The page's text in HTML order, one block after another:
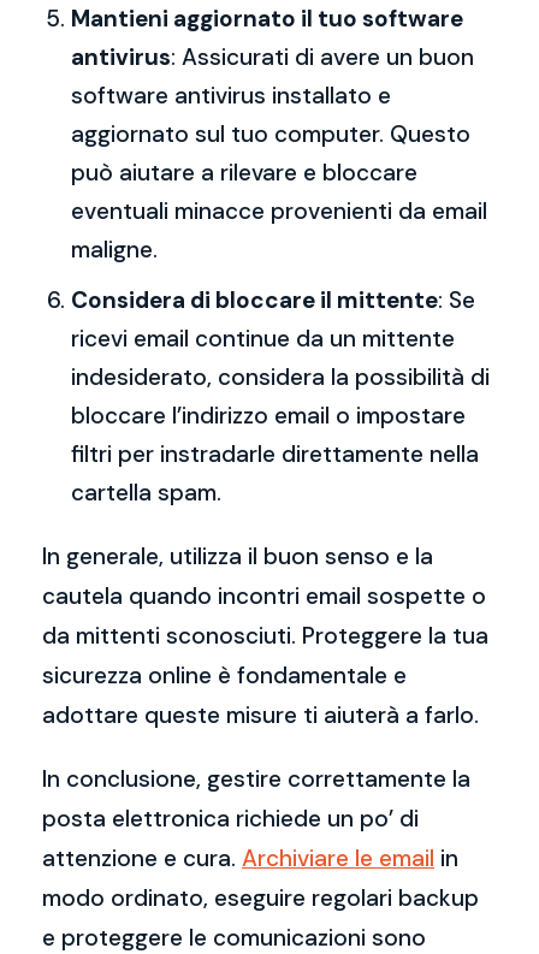
Mantieni aggiornato il tuo software
antivirus: Assicurati di avere un buon
software antivirus installato e
aggiornato sul tuo computer. Questo
può aiutare a rilevare e bloccare
eventuali minacce provenienti da email
maligne.
Considera di bloccare il mittente: Se
ricevi email continue da un mittente
indesiderato, considera la possibilità di
bloccare l’indirizzo email o impostare
filtri per instradarle direttamente nella
cartella spam.
In generale, utilizza il buon senso e la
cautela quando incontri email sospette o
da mittenti sconosciuti. Proteggere la tua
sicurezza online è fondamentale e
adottare queste misure ti aiuterà a farlo.
In conclusione, gestire correttamente la
posta elettronica richiede un po’ di
attenzione e cura. Archiviare le email in
modo ordinato, eseguire regolari backup
e proteggere le comunicazioni sono